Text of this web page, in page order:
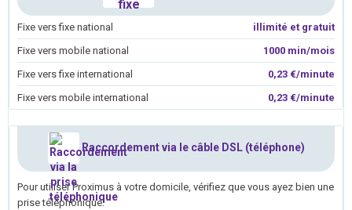
Fixe vers fixe national
illimité et gratuit
Fixe vers mobile national
1000 min/mois
Fixe vers fixe international
0,23 €/minute
Fixe vers mobile international
0,23 €/minute
Raccordement via le câble DSL (téléphone)
Pour utiliser Proximus à votre domicile, vérifiez que vous ayez bien une
prise téléphonique.